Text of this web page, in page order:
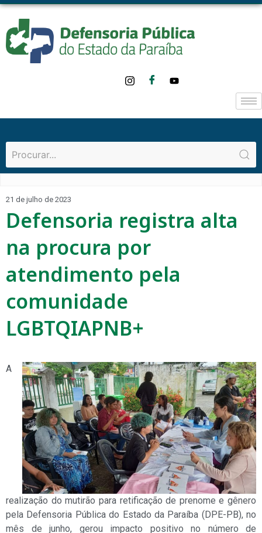
21 de julho de 2023
Defensoria registra alta
na procura por
atendimento pela
comunidade
LGBTQIAPNB+
A
realização do mutirão para retificação de prenome e gênero
pela Defensoria Pública do Estado da Paraíba (DPE-PB), no
mês de junho, gerou impacto positivo no número de